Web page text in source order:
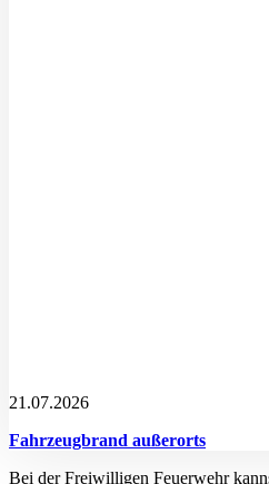
21.07.2026
Fahrzeugbrand außerorts
Bei der Freiwilligen Feuerwehr